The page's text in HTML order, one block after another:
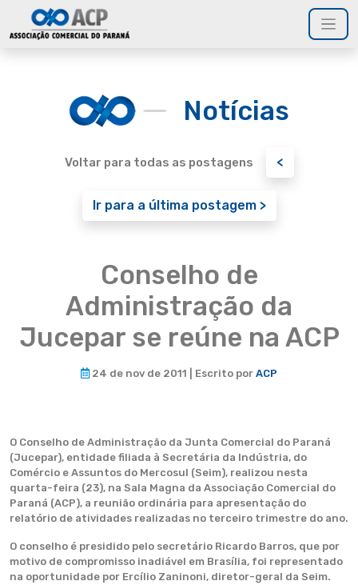
Notícias
Voltar para todas as postagens <
Ir para a última postagem >
Conselho de
Administração da
Jucepar se reúne na ACP
24 de nov de 2011 | Escrito por ACP
O Conselho de Administração da Junta Comercial do Paraná
(Jucepar), entidade filiada à Secretária da Indústria, do
Comércio e Assuntos do Mercosul (Seim), realizou nesta
quarta-feira (23), na Sala Magna da Associação Comercial do
Paraná (ACP), a reunião ordinária para apresentação do
relatório de atividades realizadas no terceiro trimestre do ano.
O conselho é presidido pelo secretário Ricardo Barros, que por
motivo de compromisso inadiável em Brasília, foi representado
na oportunidade por Ercílio Zaninoni, diretor-geral da Seim.